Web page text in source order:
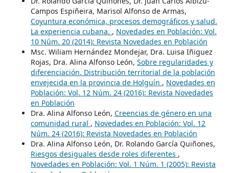
Campos Espiñeira, Marisol Alfonso de Armas,
Coyuntura económica, procesos demográficos y salud.
La experiencia cubana. , Novedades en Población: Vol.
10 Núm. 20 (2014): Revista Novedades en Población
Msc. Wiliam Hernández Mondejar, Dra. Luisa Iñiguez
Rojas, Dra. Alina Alfonso León, Sobre regularidades y
diferenciación. Distribución territorial de la población
envejecida en la provincia de Holguín , Novedades en
Población: Vol. 12 Núm. 24 (2016): Revista Novedades
en Población
Dra. Alina Alfonso León, Creencias de género en una
comunidad rural , Novedades en Población: Vol. 12
Núm. 24 (2016): Revista Novedades en Población
Dra. Alina Alfonso León, Dr. Rolando García Quiñones,
Riesgos desiguales desde roles diferentes ,
Novedades en Población: Vol. 1 Núm. 1 (2005): Revista